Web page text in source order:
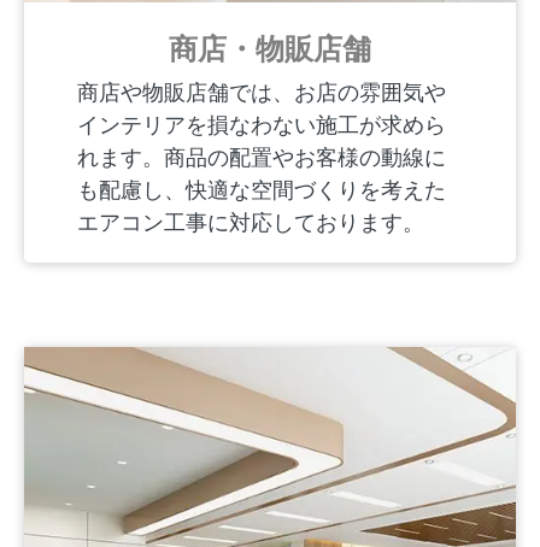
商店・物販店舗
商店や物販店舗では、お店の雰囲気や
インテリアを損なわない施工が求めら
れます。商品の配置やお客様の動線に
も配慮し、快適な空間づくりを考えた
エアコン工事に対応しております。